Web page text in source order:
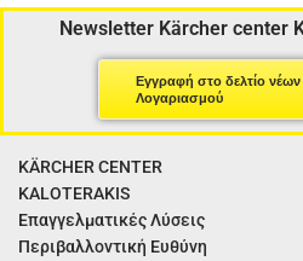
Newsletter Kärcher center
Εγγραφή στο δελτίο νέων
Λογαριασμού
KÄRCHER CENTER
KALOTERAKIS
Επαγγελματικές Λύσεις
Περιβαλλοντική Ευθύνη